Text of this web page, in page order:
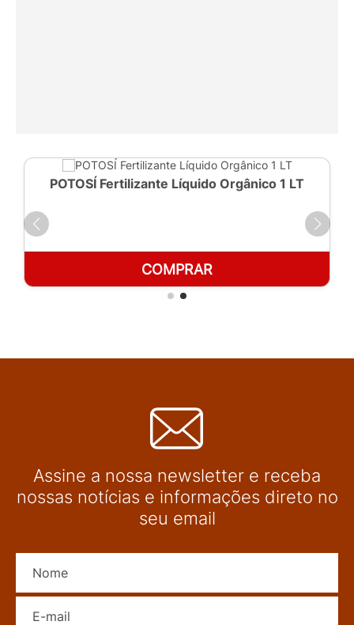
POTOSÍ Fertilizante Líquido Orgânico 1 LT
COMPRAR
Assine a nossa newsletter e receba
nossas notícias e informações direto no
seu email